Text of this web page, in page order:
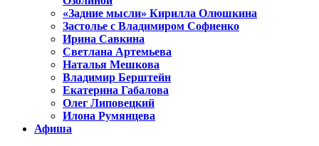
«Задние мысли» Кирилла Олюшкина
Застолье с Владимиром Софиенко
Ирина Савкина
Светлана Артемьева
Наталья Мешкова
Владимир Берштейн
Екатерина Габалова
Олег Липовецкий
Илона Румянцева
Афиша